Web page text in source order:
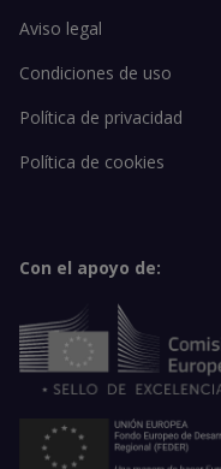
Aviso legal
Condiciones de uso
Política de privacidad
Política de cookies
Con el apoyo de: